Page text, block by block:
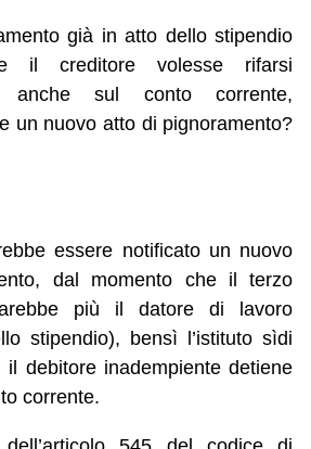
già in atto dello stipendio
il creditore volesse rifarsi
anche sul conto corrente,
un nuovo atto di pignoramento?
essere notificato un nuovo
dal momento che il terzo
più il datore di lavoro
stipendio), bensì l’istituto sìdi
debitore inadempiente detiene
corrente.